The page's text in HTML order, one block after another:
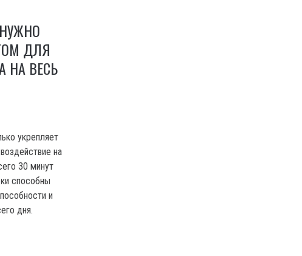
ДЛЯ
НА ВЕСЬ
укрепляет
на
30 минут
способны
и
дня.